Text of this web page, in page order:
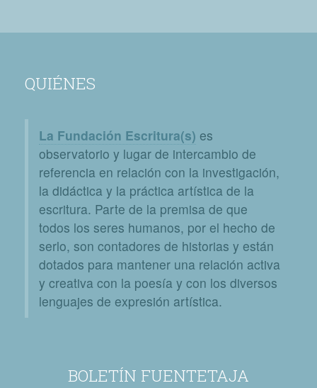
QUIÉNES
La Fundación Escritura(s) es
observatorio y lugar de intercambio de
referencia en relación con la investigación,
la didáctica y la práctica artística de la
escritura. Parte de la premisa de que
todos los seres humanos, por el hecho de
serlo, son contadores de historias y están
dotados para mantener una relación activa
y creativa con la poesía y con los diversos
lenguajes de expresión artística.
BOLETÍN FUENTETAJA